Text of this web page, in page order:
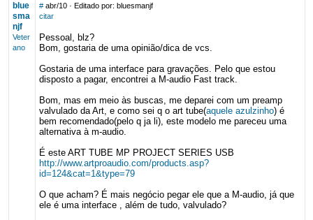
blue
sma
njf
Veter
ano
# abr/10· Editado por: bluesmanjf
citar
Pessoal, blz?
Bom, gostaria de uma opinião/dica de vcs.
Gostaria de uma interface para gravações. Pelo que estou
disposto a pagar, encontrei a M-audio Fast track.
Bom, mas em meio às buscas, me deparei com um preamp
valvulado da Art, e como sei q o art tube(aquele azulzinho) é
bem recomendado(pelo q ja li), este modelo me pareceu uma
alternativa à m-audio.
É este ART TUBE MP PROJECT SERIES USB
http://www.artproaudio.com/products.asp?
id=124&cat=1&type=79
O que acham? É mais negócio pegar ele que a M-audio, já que
ele é uma interface , além de tudo, valvulado?